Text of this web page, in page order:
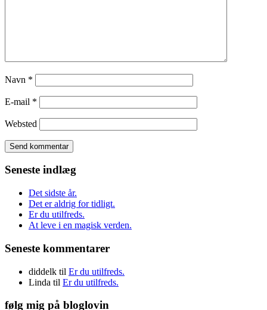
Navn *
E-mail *
Websted
Seneste indlæg
Det sidste år.
Det er aldrig for tidligt.
Er du utilfreds.
At leve i en magisk verden.
Seneste kommentarer
diddelk til Er du utilfreds.
Linda til Er du utilfreds.
følg mig på bloglovin